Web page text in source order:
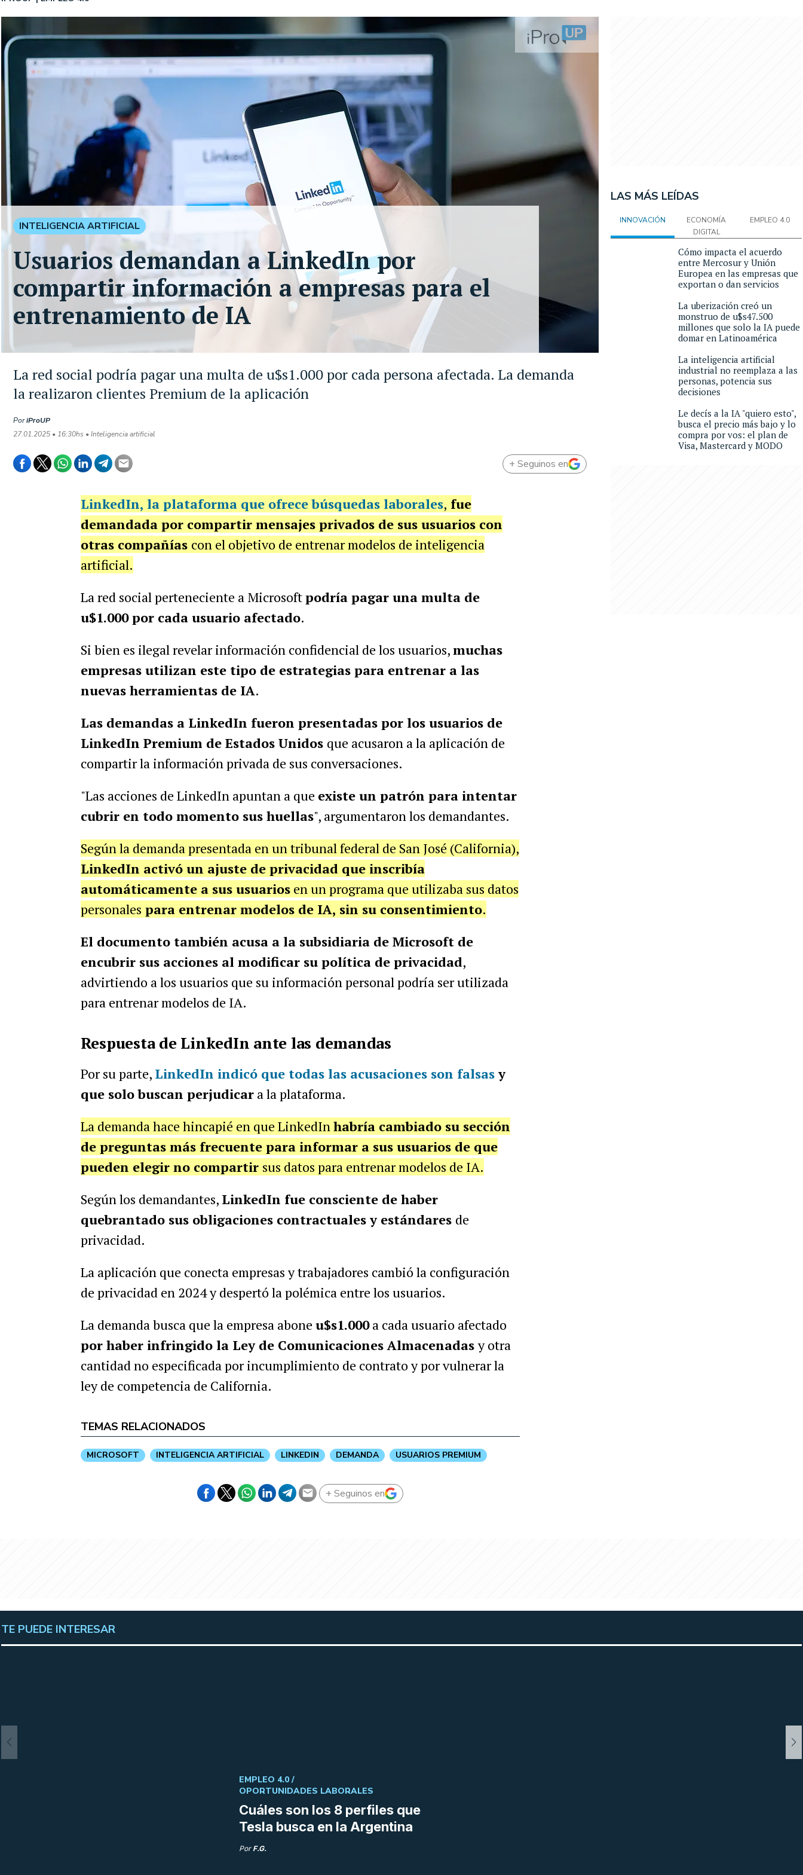
La red social podría pagar una multa de u$s1.000 por cada persona afectada. La demanda
la realizaron clientes Premium de la aplicación
PoriProUP
27.01.2025 • 16:30hs • Inteligencia artificial
INTELIGENCIA ARTIFICIAL
Usuarios demandan a LinkedIn por
compartir información a empresas para el
entrenamiento de IA
+ Seguinos en
LinkedIn, la plataforma que ofrece búsquedas laborales, fue
demandada por compartir mensajes privados de sus usuarioscon
otras compañías con el objetivo de entrenar modelos de inteligencia
artificial.
La red social perteneciente a Microsoftpodría pagar una multa de
u$1.000 por cada usuario afectado.
Si bien es ilegal revelar información confidencial de los usuarios,muchas
empresas utilizan este tipo de estrategias para entrenar a las
nuevas herramientas de IA.
Las demandas a LinkedIn fueron presentadas por los usuarios de
LinkedIn Premium de Estados Unidos que acusaron a la aplicación de
compartir la información privada de sus conversaciones.
"Las acciones de LinkedIn apuntan a que existe un patrón para intentar
cubrir en todo momento sus huellas", argumentaron los demandantes.
Según la demanda presentada en un tribunal federal de San José (California),
LinkedIn activó un ajuste de privacidad que inscribía
automáticamente a sus usuariosen un programa que utilizaba sus datos
personales para entrenar modelos de IA, sin su consentimiento.
El documento también acusa a la subsidiaria de Microsoft de
encubrir sus acciones al modificar su política de privacidad,
advirtiendo a los usuarios que su información personal podría ser utilizada
para entrenar modelos de IA.
Respuesta de LinkedIn ante las demandas
Por su parte, LinkedIn indicó quetodas las acusaciones son falsasy
que solo buscan perjudicara la plataforma.
La demanda hace hincapié en que LinkedInhabría cambiado su sección
de preguntas más frecuente para informar a sus usuarios de que
pueden elegir no compartir sus datos para entrenar modelos de IA.
Según los demandantes, LinkedIn fue consciente de haber
quebrantado sus obligaciones contractuales y estándares de
privacidad.
La aplicación que conecta empresas y trabajadores cambió la configuración
de privacidad en 2024 y despertó la polémica entre los usuarios.
La demanda busca que la empresa abone u$s1.000a cada usuario afectado
por haber infringido la Ley de Comunicaciones Almacenadasy otra
cantidad no especificada por incumplimiento de contrato y por vulnerar la
ley de competencia de California.
TEMAS RELACIONADOS
MICROSOFT INTELIGENCIA ARTIFICIAL LINKEDIN DEMANDA USUARIOS PREMIUM
+ Seguinos en
LAS MÁS LEÍDAS
INNOVACIÓN
ECONOMÍA
DIGITAL
EMPLEO 4.0
Cómo impacta el acuerdo
entre Mercosur y Unión
Europea en las empresas que
exportan o dan servicios
La uberización creó un
monstruo de u$s47.500
millones que solo la IA puede
domar en Latinoamérica
La inteligencia artificial
industrial no reemplaza a las
personas, potencia sus
decisiones
Le decís a la IA "quiero esto",
busca el precio más bajo y lo
compra por vos: el plan de
Visa, Mastercard y MODO
TE PUEDE INTERESAR
Cuáles son los 8 perfiles que
Tesla busca en la Argentina
EMPLEO 4.0 /
OPORTUNIDADES LABORALES
Por F.G.